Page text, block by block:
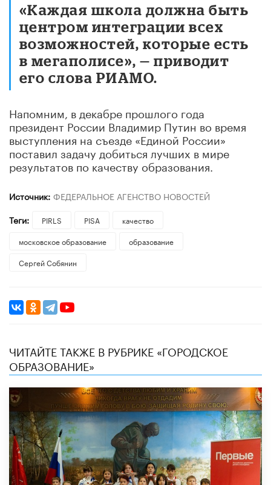
«Каждая школа должна быть
центром интеграции всех
возможностей, которые есть
в мегаполисе», — приводит
его слова РИАМО.
Напомним, в декабре прошлого года
президент России Владимир Путин во время
выступления на съезде «Единой России»
поставил задачу добиться лучших в мире
результатов по качеству образования.
Источник: ФЕДЕРАЛЬНОЕ АГЕНСТВО НОВОСТЕЙ
Теги:
PIRLS PISA
качество
московское образование
образование
Сергей Собянин
ЧИТАЙТЕ ТАКЖЕ В РУБРИКЕ «ГОРОДСКОЕ
ОБРАЗОВАНИЕ»